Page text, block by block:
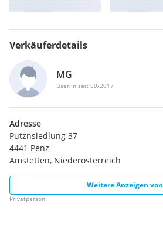
Verkäuferdetails
MG
User:in seit 09/2017
Adresse
Putznsiedlung 37
4441 Penz
Amstetten, Niederösterreich
Weitere Anzeigen von
Privatperson